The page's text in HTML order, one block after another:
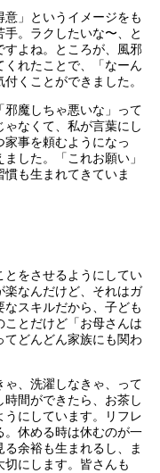
」というイメージをも
。ラクしたいな〜、と
すよね。ところが、風邪
れたことで、「なーん
くことができました。
魔しちゃ悪いな」って
なくて、私が言葉にし
事を頼むようになっ
した。「これお願い」
慣も生まれてきていま
とをさせるようにしてい
楽なんだけど、それはガ
スキルだから、子ども
とだけど「お母さんは
どんどん家族にも関わ
、洗濯しなきゃ、って
間ができたら、お茶し
にしています。リフレ
。休める時は休むのが一
余裕も生まれるし、ま
にします。皆さんも